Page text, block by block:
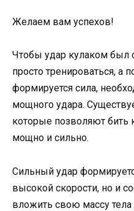
Желаем вам успехов!
Чтобы удар кулаком был
просто тренироваться, а
формируется сила,
мощного удара.
которые позволяют бить
мощно и сильно.
Сильный удар
высокой скорости, но и
вложить свою массу тела